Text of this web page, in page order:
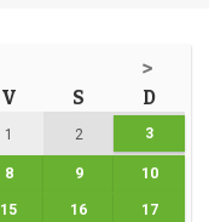
>
V S D
1 2 3
8 9 10
15 16 17